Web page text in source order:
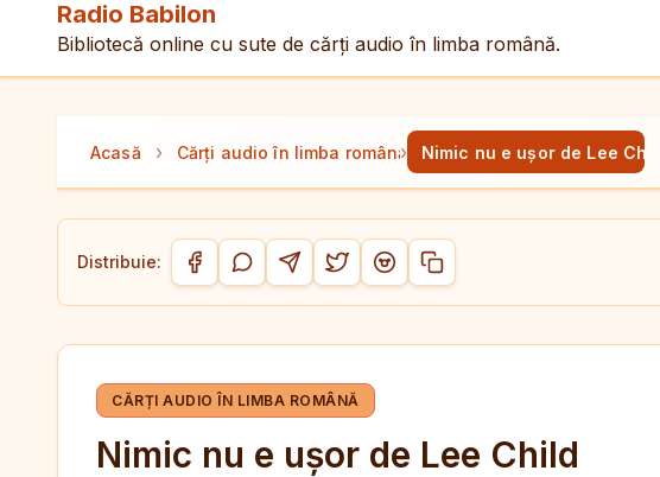
Radio Babilon
Bibliotecă online cu sute de cărți audio în limba română.
Acasă › Cărți audio în limba română
› Nimic nu e ușor de Lee Child
Distribuie:
Distribuie pe Facebook
Distribuie pe WhatsApp
Distribuie pe Telegram
Distribuie pe Twitter/X
Distribuie pe Reddit
Copiază link-ul
CĂRȚI AUDIO ÎN LIMBA ROMÂNĂ
Nimic nu e ușor de Lee Child